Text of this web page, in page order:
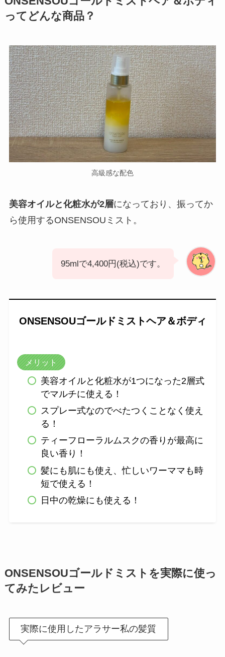
ってどんな商品？
高級感な配色
美容オイルと化粧水が2層になっており、振ってか
ら使用するONSENSOUミスト。
95mlで4,400円(税込)です。
ONSENSOUゴールドミストヘア＆ボディ
メリット
美容オイルと化粧水が1つになった2層式
でマルチに使える！
スプレー式なのでべたつくことなく使え
る！
ティーフローラルムスクの香りが最高に
良い香り！
髪にも肌にも使え、忙しいワーママも時
短で使える！
日中の乾燥にも使える！
ONSENSOUゴールドミスト を実際に使っ
てみたレビュー
実際に使用したアラサー私の髪質